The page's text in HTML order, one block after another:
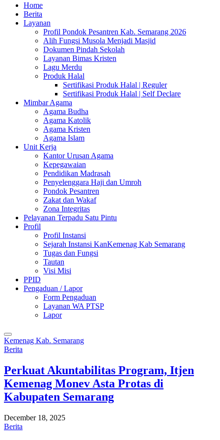
Home
Berita
Layanan
Profil Pondok Pesantren Kab. Semarang 2026
Alih Fungsi Musola Menjadi Masjid
Dokumen Pindah Sekolah
Layanan Bimas Kristen
Lagu Merdu
Produk Halal
Sertifikasi Produk Halal | Reguler
Sertifikasi Produk Halal | Self Declare
Mimbar Agama
Agama Budha
Agama Katolik
Agama Kristen
Agama Islam
Unit Kerja
Kantor Urusan Agama
Kepegawaian
Pendidikan Madrasah
Penyelenggara Haji dan Umroh
Pondok Pesantren
Zakat dan Wakaf
Zona Integritas
Pelayanan Terpadu Satu Pintu
Profil
Profil Instansi
Sejarah Instansi KanKemenag Kab Semarang
Tugas dan Fungsi
Tautan
Visi Misi
PPID
Pengaduan / Lapor
Form Pengaduan
Layanan WA PTSP
Lapor
Kemenag Kab. Semarang
Berita
Perkuat Akuntabilitas Program, Itjen
Kemenag Monev Asta Protas di
Kabupaten Semarang
December 18, 2025
Berita